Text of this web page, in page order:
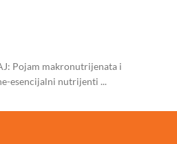
Pojam makronutrijenata i
esencijalni nutrijenti ...